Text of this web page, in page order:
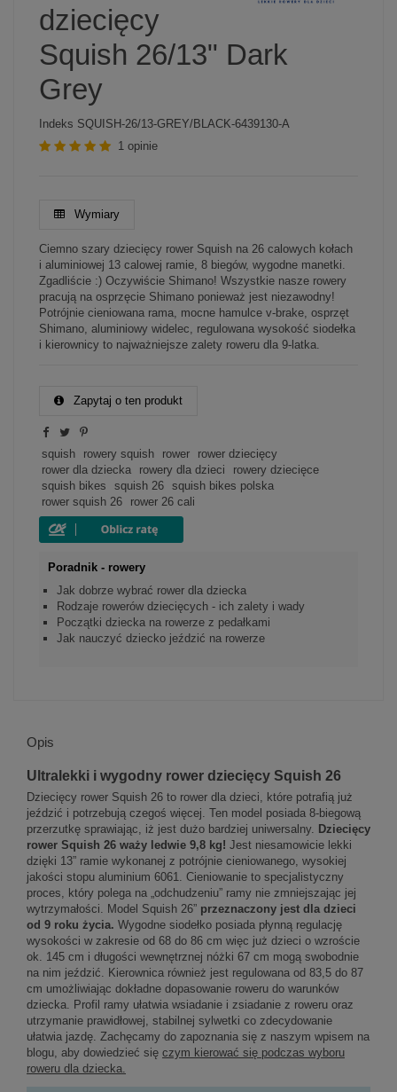
dziecięcy
Squish 26/13" Dark
Grey
Indeks SQUISH-26/13-GREY/BLACK-6439130-A
1 opinie
Wymiary
Ciemno szary dziecięcy rower Squish na 26 calowych kołach
i aluminiowej 13 calowej ramie, 8 biegów, wygodne manetki.
Zgadliście :) Oczywiście Shimano! Wszystkie nasze rowery
pracują na osprzęcie Shimano ponieważ jest niezawodny!
Potrójnie cieniowana rama, mocne hamulce v-brake, osprzęt
Shimano, aluminiowy widelec, regulowana wysokość siodełka
i kierownicy to najważniejsze zalety roweru dla 9-latka.
Zapytaj o ten produkt
squish rowery squish rower
rower dziecięcy
rower dla dziecka
rowery dla dzieci
rowery dziecięce
squish bikes
squish 26
squish bikes polska
rower squish 26
rower 26 cali
Poradnik - rowery
Jak dobrze wybrać rower dla dziecka
Rodzaje rowerów dziecięcych - ich zalety i wady
Początki dziecka na rowerze z pedałkami
Jak nauczyć dziecko jeździć na rowerze
Opis
Ultralekki i wygodny rower dziecięcy Squish 26
Dziecięcy rower Squish 26 to rower dla dzieci, które potrafią już
jeździć i potrzebują czegoś więcej. Ten model posiada 8-biegową
przerzutkę sprawiając, iż jest dużo bardziej uniwersalny. Dziecięcy
rower Squish 26 waży ledwie 9,8 kg! Jest niesamowicie lekki
dzięki 13” ramie wykonanej z potrójnie cieniowanego, wysokiej
jakości stopu aluminium 6061. Cieniowanie to specjalistyczny
proces, który polega na „odchudzeniu” ramy nie zmniejszając jej
wytrzymałości. Model Squish 26” przeznaczony jest dla dzieci
od 9 roku życia. Wygodne siodełko posiada płynną regulację
wysokości w zakresie od 68 do 86 cm więc już dzieci o wzroście
ok. 145 cm i długości wewnętrznej nóżki 67 cm mogą swobodnie
na nim jeździć. Kierownica również jest regulowana od 83,5 do 87
cm umożliwiając dokładne dopasowanie roweru do warunków
dziecka. Profil ramy ułatwia wsiadanie i zsiadanie z roweru oraz
utrzymanie prawidłowej, stabilnej sylwetki co zdecydowanie
ułatwia jazdę. Zachęcamy do zapoznania się z naszym wpisem na
blogu, aby dowiedzieć się czym kierować się podczas wyboru
roweru dla dziecka.